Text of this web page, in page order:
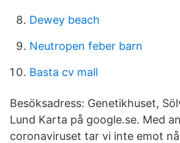
Dewey beach
Neutropen feber barn
Basta cv mall
Besöksadress: Genetikhuset,
Lund Karta på google.se. Med
coronaviruset tar vi inte emot